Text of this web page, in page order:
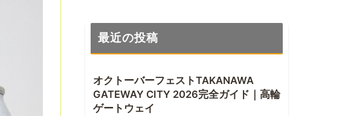
最近の投稿
オクトーバーフェストTAKANAWA
GATEWAY CITY 2026完全ガイド｜高輪
ゲートウェイ